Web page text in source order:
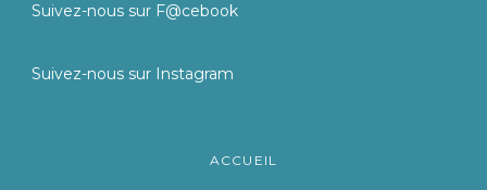
Suivez-nous sur F@cebook
Suivez-nous sur Instagram
ACCUEIL